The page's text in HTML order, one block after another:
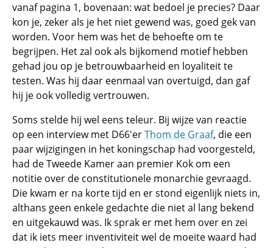
vanaf pagina 1, bovenaan: wat bedoel je precies? Daar
kon je, zeker als je het niet gewend was, goed gek van
worden. Voor hem was het de behoefte om te
begrijpen. Het zal ook als bijkomend motief hebben
gehad jou op je betrouwbaarheid en loyaliteit te
testen. Was hij daar eenmaal van overtuigd, dan gaf
hij je ook volledig vertrouwen.
Soms stelde hij wel eens teleur. Bij wijze van reactie
op een interview met D66'erThom de Graaf, die een
paar wijzigingen in het koningschap had voorgesteld,
had de Tweede Kamer aan premier Kok om een
notitie over de constitutionele monarchie gevraagd.
Die kwam er na korte tijd en er stond eigenlijk niets in,
althans geen enkele gedachte die niet al lang bekend
en uitgekauwd was. Ik sprak er met hem over en zei
dat ik iets meer inventiviteit wel de moeite waard had